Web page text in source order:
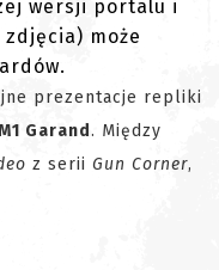
wersji portalu i
może
prezentacje repliki
Garand. Między
z serii Gun Corner,